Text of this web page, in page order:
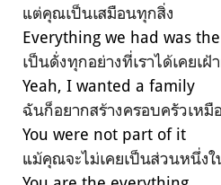
แต่คุณเป็นเสมือนทุกสิ่ง
Everything we had was
เป็นดั่งทุกอย่างที่เราได้เคยเฝ้
Yeah, I wanted a family
ฉันก็อยากสร้างครอบครัวเห
You were not part of it
แม้คุณจะไม่เคยเป็นส่วนหนึ่ง